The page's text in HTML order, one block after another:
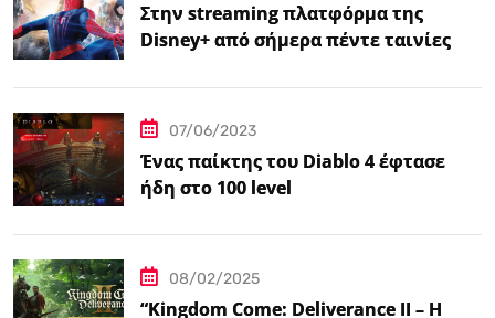
Στην streaming πλατφόρμα της
Disney+ από σήμερα πέντε ταινίες
07/06/2023
Ένας παίκτης του Diablo 4 έφτασε
ήδη στο 100 level
08/02/2025
“Kingdom Come: Deliverance II – Η